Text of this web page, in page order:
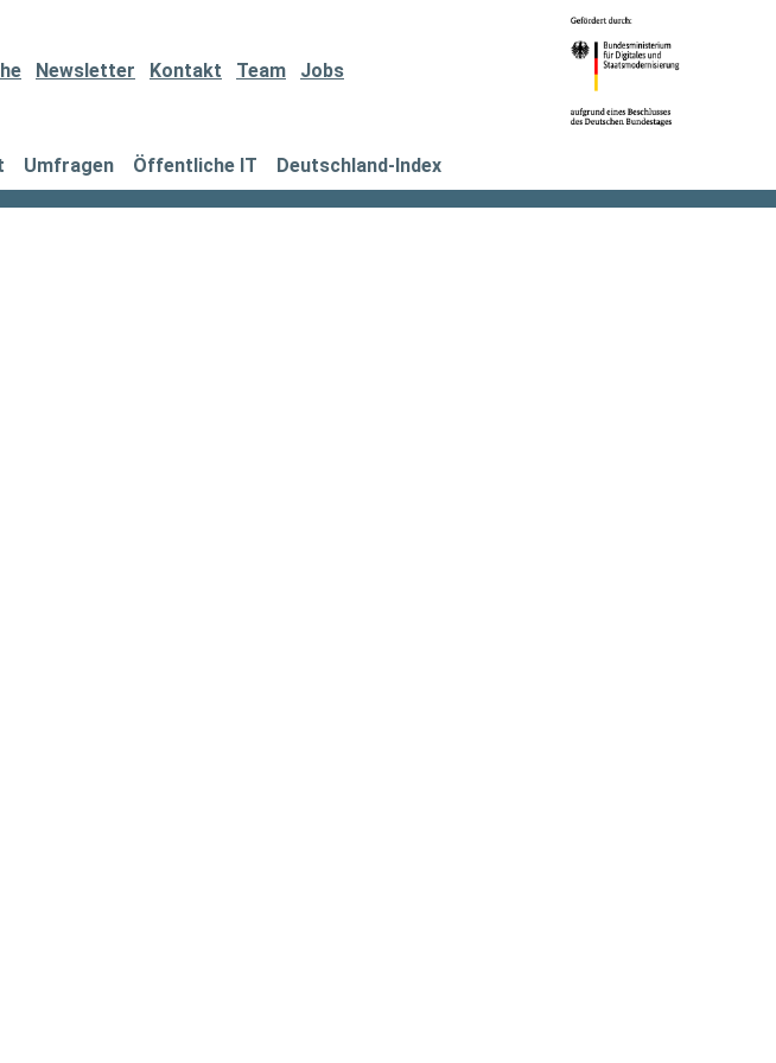
Newsletter Kontakt Team Jobs
Umfragen Öffentliche IT Deutschland-Index